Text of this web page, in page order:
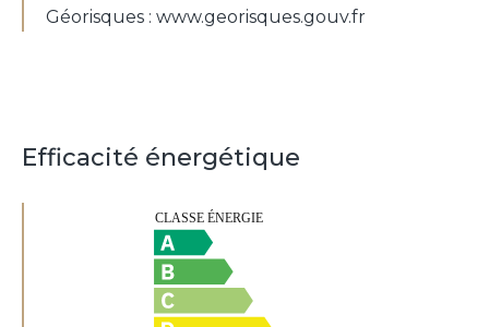
Géorisques : www.georisques.gouv.fr
Efficacité énergétique